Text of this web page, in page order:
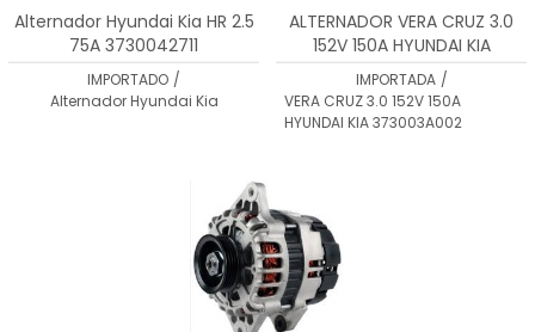
Alternador Hyundai Kia HR 2.5
75A 3730042711
IMPORTADO /
Alternador Hyundai Kia
ALTERNADOR VERA CRUZ 3.0
152V 150A HYUNDAI KIA
373003A002
IMPORTADA /
VERA CRUZ 3.0 152V 150A
HYUNDAI KIA 373003A002